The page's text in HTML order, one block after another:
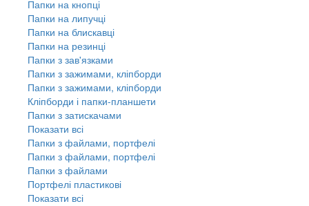
Папки на кнопці
Папки на липучці
Папки на блискавці
Папки на резинці
Папки з зав'язками
Папки з зажимами, кліпборди
Папки з зажимами, кліпборди
Кліпборди і папки-планшети
Папки з затискачами
Показати всі
Папки з файлами, портфелі
Папки з файлами, портфелі
Папки з файлами
Портфелі пластикові
Показати всі